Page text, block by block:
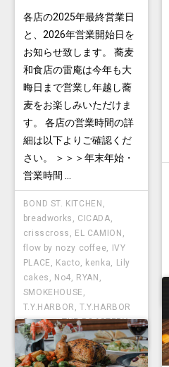
各店の2025年最終営業日
と、2026年営業開始日を
お知らせ致します。 蕎麦
和食店の雷庵は今年も大
晦日まで営業し年越し蕎
麦をお楽しみいただけま
す。 各店の営業時間の詳
細は以下よりご確認くだ
さい。 ＞＞＞年末年始・
営業時間 ...
BOND ST. KITCHEN
breadworks
CICADA
crisscross
EL CAMION
flow by nozy coffee
IVY
PLACE
Kacto kenka
Lily
cakes
No4 RYAN
SMOKEHOUSE
T.Y.HARBOR
,T.Y.HARBOR
Brewery,THE ROASTERY,
TYSONS